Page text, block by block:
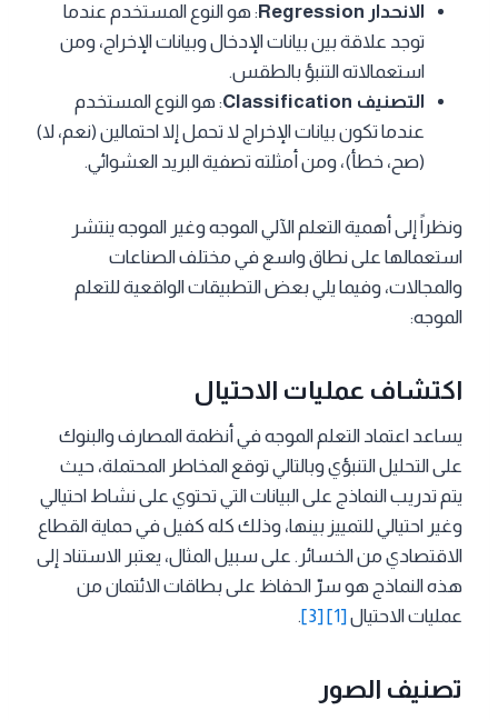
الانحدار Regression
: هو النوع المستخدم عندما
توجد علاقة بين بيانات الإدخال وبيانات الإخراج، ومن
استعمالاته التنبؤ بالطقس.
التصنيف Classification
: هو النوع المستخدم
عندما تكون بيانات الإخراج لا تحمل إلا احتمالين (نعم، لا)
(صح، خطأ)، ومن أمثلته تصفية البريد العشوائي.
ونظراً إلى أهمية التعلم الآلي الموجه وغير الموجه ينتشر
استعمالها على نطاق واسع في مختلف الصناعات
والمجالات، وفيما يلي بعض التطبيقات الواقعية للتعلم
الموجه:
اكتشاف عمليات الاحتيال
يساعد اعتماد التعلم الموجه في أنظمة المصارف والبنوك
على التحليل التنبؤي وبالتالي توقع المخاطر المحتملة، حيث
يتم تدريب النماذج على البيانات التي تحتوي على نشاط احتيالي
وغير احتيالي للتمييز بينها، وذلك كله كفيل في حماية القطاع
الاقتصادي من الخسائر. على سبيل المثال، يعتبر الاستناد إلى
هذه النماذج هو سرّ الحفاظ على بطاقات الائتمان من
عمليات الاحتيال[1]
[3]
.
تصنيف الصور